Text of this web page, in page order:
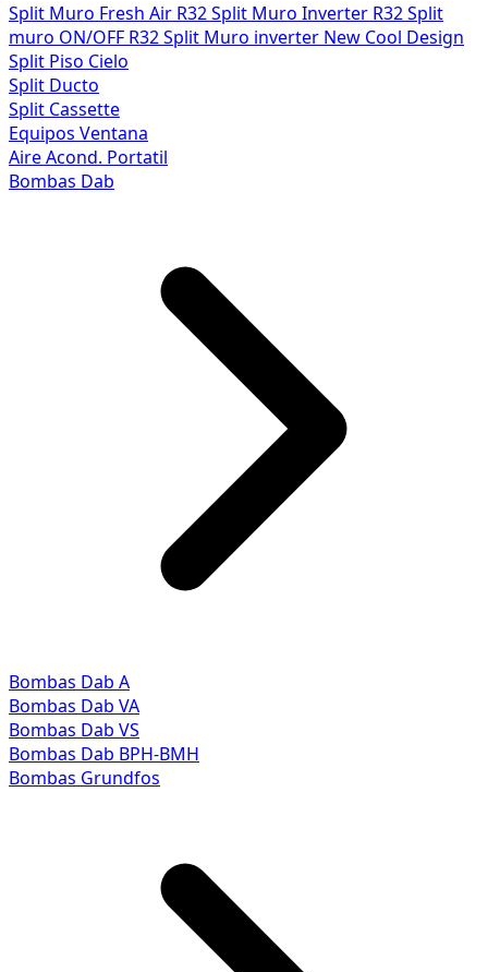
Split Muro Fresh Air R32Split Muro Inverter R32Split
muro ON/OFF R32Split Muro inverter New Cool Design
Split Piso Cielo
Split Ducto
Split Cassette
Equipos Ventana
Aire Acond. Portatil
Bombas Dab
Bombas Dab A
Bombas Dab VA
Bombas Dab VS
Bombas Dab BPH-BMH
Bombas Grundfos